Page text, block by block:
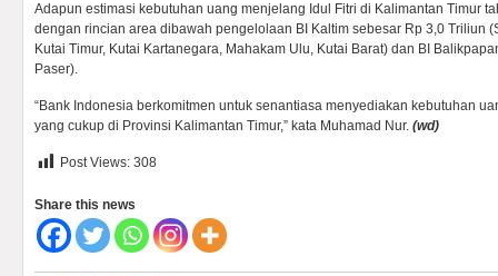
Adapun estimasi kebutuhan uang menjelang Idul Fitri di Kalimantan Timur
dengan rincian area dibawah pengelolaan BI Kaltim sebesar Rp 3,0 Triliun
Kutai Timur, Kutai Kartanegara, Mahakam Ulu, Kutai Barat) dan BI
Paser).
“Bank Indonesia berkomitmen untuk senantiasa menyediakan kebutuhan
yang cukup di Provinsi Kalimantan Timur,” kata Muhamad Nur. (wd)
Post Views: 308
Share this news